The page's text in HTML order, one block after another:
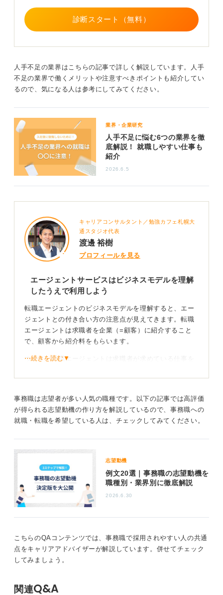
その際も、「事務職ならどこでもいい」ではなく、応募
先の企業研究を入念におこない、「多数の事務職募集求
人でもなぜ御社か」が自分の言葉で伝えられるようにし
の応募と自主応募を使い分けていくと良いですよ。
0
診断スタート（無料）
人手不足の業界はこちらの記事で詳しく解説しています。人手
不足の業界で働くメリットや注意すべきポイントも紹介してい
るので、気になる人は参考にしてみてください。
業界・企業研究
人手不足に悩む6つの業界を徹
底解説！ 就職しやすい仕事も
紹介
2026.6.5
キャリアコンサルタント／勉強カフェ札幌大
通スタジオ代表
渡邊 裕樹
プロフィールを見る
エージェントサービスはビジネスモデルを理解
したうえで利用しよう
転職エージェントのビジネスモデルを理解すると、エー
ジェントとの付き合い方の注意点が見えてきます。転職
エージェントは求職者を企業（=顧客）に紹介すること
で、顧客から紹介料をもらいます。
つまり、転職エージェントは求職者が求めている仕事を
ている仕事の中から求職者に合いそうなものを紹介する
たとえば、求職者が「Webデザイナーの経験があり、同
じような仕事を紹介してください」と転職エージェント
ば紹介できないのです。
しかし、それではエージェントは売り上げが出せないの
で、手持ちの案件の中で求職者の能力や経験を少しでも
活かせそうなものに当てはめようとすることがありま
す。
収集を続けよう
転職エージェントのビジネスモデルゆえに、必ずしも求
そういうものだと理解したうえで付き合うのが良いかと
⋯続きを読む▼
事務職は志望者が多い人気の職種です。以下の記事では高評価
が得られる志望動機の作り方を解説しているので、事務職への
就職・転職を希望している人は、チェックしてみてください。
志望動機
例文20選｜事務職の志望動機を
職種別・業界別に徹底解説
2026.6.30
こちらのQAコンテンツでは、事務職で採用されやすい人の共通
点をキャリアアドバイザーが解説しています。併せてチェック
してみましょう。
関連Q&A